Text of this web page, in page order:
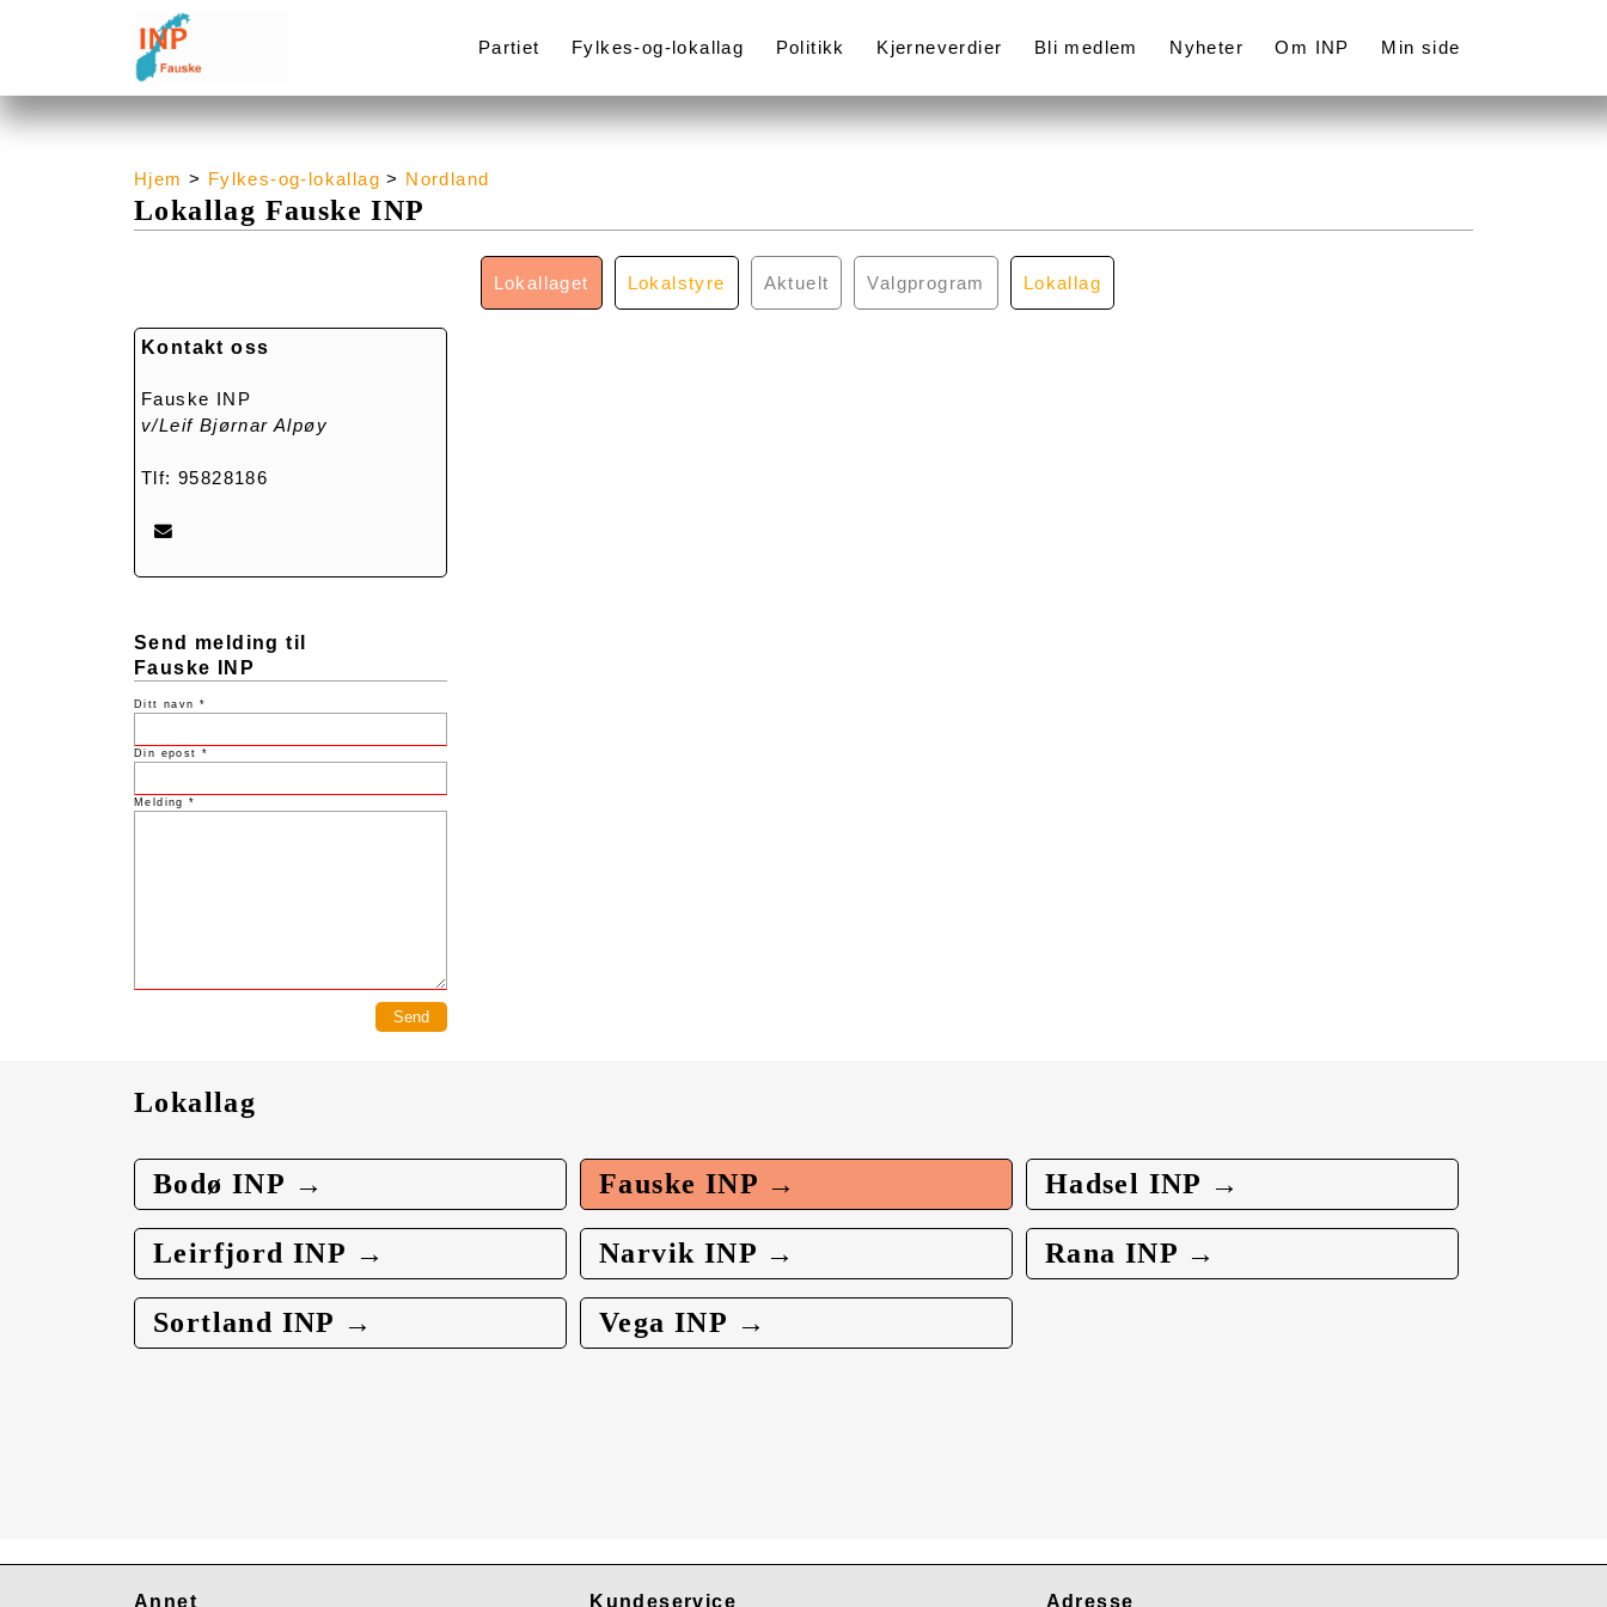
Partiet Fylkes-og-lokallag Politikk Kjerneverdier Bli medlem Nyheter Om INP Min side
Hjem > Fylkes-og-lokallag > Nordland
Lokallag Fauske INP
Lokallaget Lokalstyre Aktuelt Valgprogram Lokallag
Kontakt oss
Fauske INP
v/Leif Bjørnar Alpøy
Tlf: 95828186
Send melding til
Fauske INP
Ditt navn *
Din epost *
Melding *
Lokallag
Bodø INP → Fauske INP → Hadsel INP →
Leirfjord INP → Narvik INP → Rana INP →
Sortland INP → Vega INP →
Annet Kundeservice Adresse